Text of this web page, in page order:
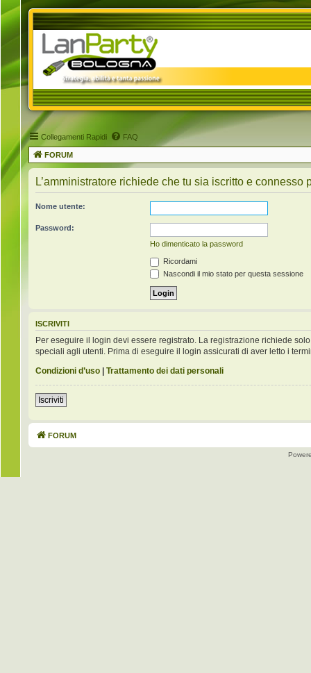
Collegamenti Rapidi FAQ
FORUM
L’amministratore richiede che tu sia iscritto e connesso
Nome utente:
Password:
Ho dimenticato la password
Ricordami
Nascondi il mio stato per questa sessione
ISCRIVITI
Per eseguire il login devi essere registrato. La registrazione richiede
speciali agli utenti. Prima di eseguire il login assicurati di aver letto i
Condizioni d’uso | Trattamento dei dati personali
Iscriviti
FORUM